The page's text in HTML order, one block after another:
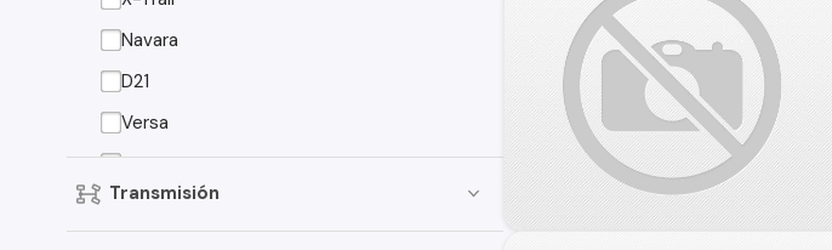
Navara
D21
Versa
Kicks
Terrano
Transmisión